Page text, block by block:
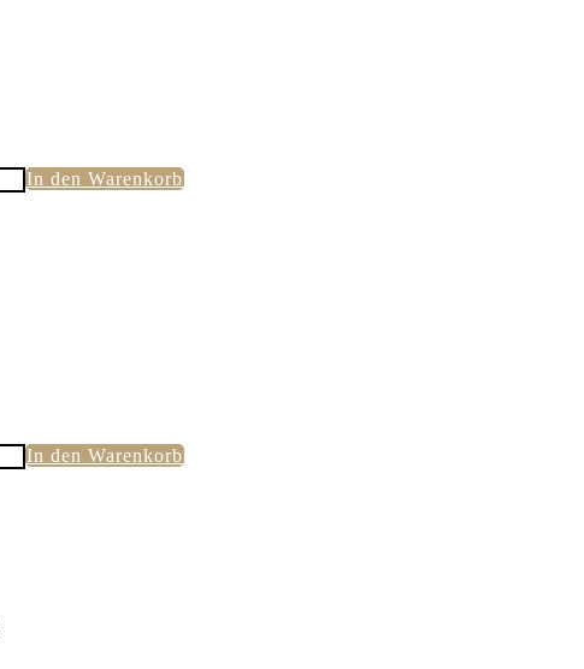
In den Warenkorb
In den Warenkorb